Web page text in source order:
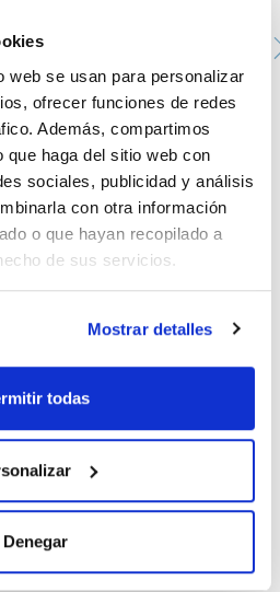
web se usan para personalizar
ofrecer funciones de redes
Además, compartimos
haga del sitio web con
sociales, publicidad y análisis
con otra información
o que hayan recopilado a
de sus servicios.
Mostrar detalles
todas
Denegar
VOLUMEN FIJO O
volúmenes)). Emisión
descargas